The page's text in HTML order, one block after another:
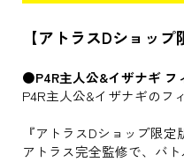
【アトラスDショップ
●P4R主人公&イザナギ フ
P4R主人公&イザナギのフ
『アトラスDショップ限定
アトラス完全監修で、バ